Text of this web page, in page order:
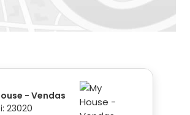
- Vendas
23020